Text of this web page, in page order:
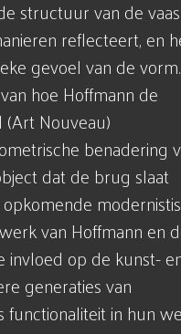
structuur van de vaas
reflecteert, en
gevoel van de vorm.
hoe Hoffmann de
Nouveau)
benadering
dat de brug slaat
van Hoffmann en
op de kunst-
generaties van
in hun